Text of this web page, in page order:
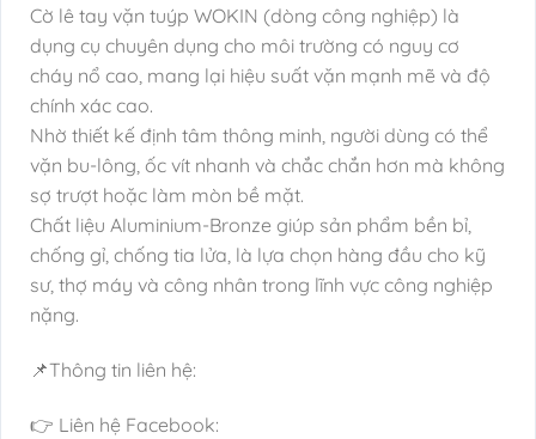
Cờ lê tay vặn tuýp WOKIN (dòng công nghiệp) là
dụng cụ chuyên dụng cho môi trường có nguy cơ
cháy nổ cao, mang lại hiệu suất vặn mạnh mẽ và độ
chính xác cao.
Nhờ thiết kế định tâm thông minh, người dùng có thể
vặn bu-lông, ốc vít nhanh và chắc chắn hơn mà không
sợ trượt hoặc làm mòn bề mặt.
Chất liệu Aluminium-Bronze giúp sản phẩm bền bỉ,
chống gỉ, chống tia lửa, là lựa chọn hàng đầu cho kỹ
sư, thợ máy và công nhân trong lĩnh vực công nghiệp
nặng.
📌Thông tin liên hệ:
👉 Liên hệ Facebook: